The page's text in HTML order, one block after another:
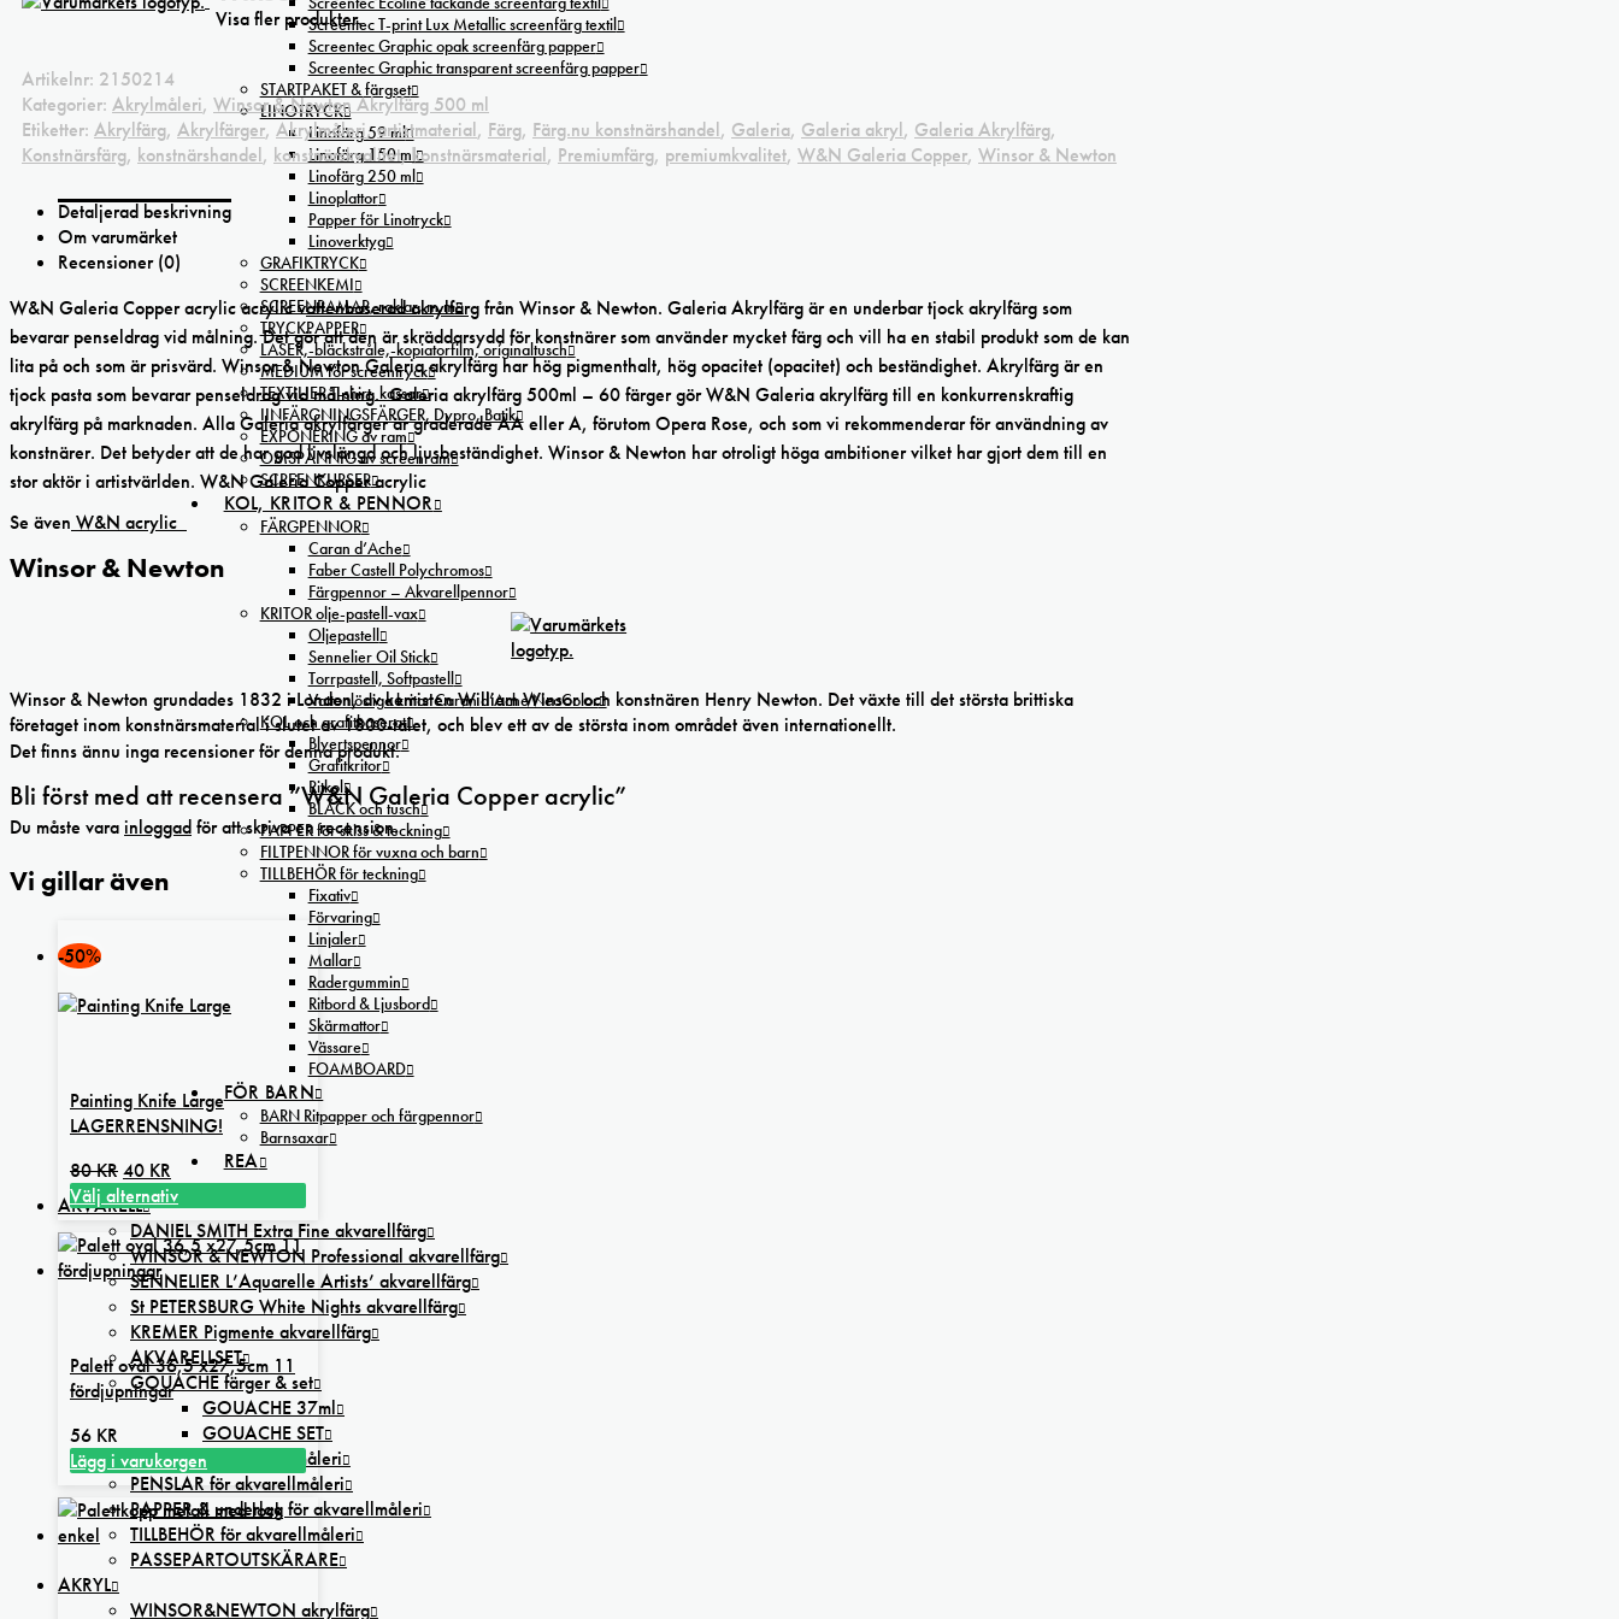
Screentec T-print Lux Metallic screenfärg textil
Screentec Graphic opak screenfärg papper
Screentec Graphic transparent screenfärg papper
STARTPAKET & färgset
LINOTRYCK
Linofärg 59 ml
Linofärg 150 ml
Linofärg 250 ml
Linoplattor
Papper för Linotryck
Linoverktyg
GRAFIKTRYCK
SCREENKEMI
SCREENRAMAR, raklar, m.m
TRYCKPAPPER
LASER,-bläckstråle,-kopiatorfilm, oríginaltusch
MEDIUM för screentryck
TEXTILIER T-shirt, kassar
IINFÄRGNINGSFÄRGER, Dypro, Batik
EXPONERING av ram
OMSPÄNNIG av screenram
SCREENKURSER
KOL, KRITOR & PENNOR
FÄRGPENNOR
Caran d’Ache
Faber Castell Polychromos
Färgpennor – Akvarellpennor
KRITOR olje-pastell-vax
Oljepastell
Sennelier Oil Stick
Torrpastell, Softpastell
Vattenlösliga kritor Caran d’Ache NeoColor
KOL och grafitbaserat
Blyertspennor
Grafitkritor
Ritkol
BLÄCK och tusch
PAPPER för skiss & teckning
FILTPENNOR för vuxna och barn
TILLBEHÖR för teckning
Fixativ
Förvaring
Linjaler
Mallar
Radergummin
Ritbord & Ljusbord
Skärmattor
Vässare
FOAMBOARD
FÖR BARN
BARN Ritpapper och färgpennor
Barnsaxar
REA
AKVARELL
DANIEL SMITH Extra Fine akvarellfärg
WINSOR & NEWTON Professional akvarellfärg
SENNELIER L’Aquarelle Artists’ akvarellfärg
St PETERSBURG White Nights akvarellfärg
KREMER Pigmente akvarellfärg
AKVARELLSET
GOUACHE färger & set
GOUACHE 37ml
GOUACHE SET
MEDIUM för akvarellmåleri
PENSLAR för akvarellmåleri
PAPPER & underlag för akvarellmåleri
TILLBEHÖR för akvarellmåleri
PASSEPARTOUTSKÄRARE
AKRYL
WINSOR&NEWTON akrylfärg
Visa fler produkter.
Artikelnr: 2150214
Kategorier: Akrylmåleri, Winsor & Newton Akrylfärg 500 ml
Etiketter: Akrylfärg, Akrylfärger, Akrylmåleri,artistmaterial, Färg, Färg.nu konstnärshandel, Galeria, Galeria akryl, Galeria Akrylfärg,
Konstnärsfärg, konstnärshandel, konstnärskvalitet,konstnärsmaterial, Premiumfärg, premiumkvalitet, W&N Galeria Copper, Winsor & Newton
Detaljerad beskrivning
Om varumärket
Recensioner (0)
W&N Galeria Copper acrylic acrylic vattenbaserad akrylfärgfrån Winsor & Newton. Galeria Akrylfärg är en underbar tjock akrylfärg som
bevarar penseldrag vid målning. Det gör att den är skräddarsydd för konstnärer som använder mycket färg och vill ha en stabil produkt som de kan
lita på och som är prisvärd. Winsor & Newton Galeria akrylfärg har hög pigmenthalt, hög opacitet (opacitet) och beständighet. Akrylfärg är en
tjock pasta som bevarar penseldrag vid målning. Galeria akrylfärg 500ml – 60 färger gör W&N Galeria akrylfärg till en konkurrenskraftig
akrylfärg på marknaden. Alla Galeria akrylfärger är graderade AA eller A, förutom Opera Rose, och som vi rekommenderar för användning av
konstnärer. Det betyder att de har god livslängd och ljusbeständighet. Winsor & Newton har otroligt höga ambitioner vilket har gjort dem till en
stor aktör i artistvärlden. W&N Galeria Copper acrylic
Se även W&N acrylic
Winsor & Newton
Winsor & Newton grundades 1832 i London, av kemisten William Winsor och konstnären Henry Newton. Det växte till det största brittiska
företaget inom konstnärsmaterial i slutet av 1800-talet, och blev ett av de största inom området även internationellt.
Det finns ännu inga recensioner för denna produkt.
Bli först med att recensera ”W&N Galeria Copper acrylic”
Du måste varainloggadför att skriva en recension.
Vi gillar även
-50%
Painting Knife Large
LAGERRENSNING!
80KRDet
ursprungliga
priset
var:
80 kr.
40 KR Det
nuvarande
priset
är:
40 kr.
Välj alternativ
Den
här
produkten
varianter.
De
olika
kan
väljas
på
produktsidan
Palett oval 36,5 x27,5cm 11
fördjupningar
56 KR
Lägg i varukorgen